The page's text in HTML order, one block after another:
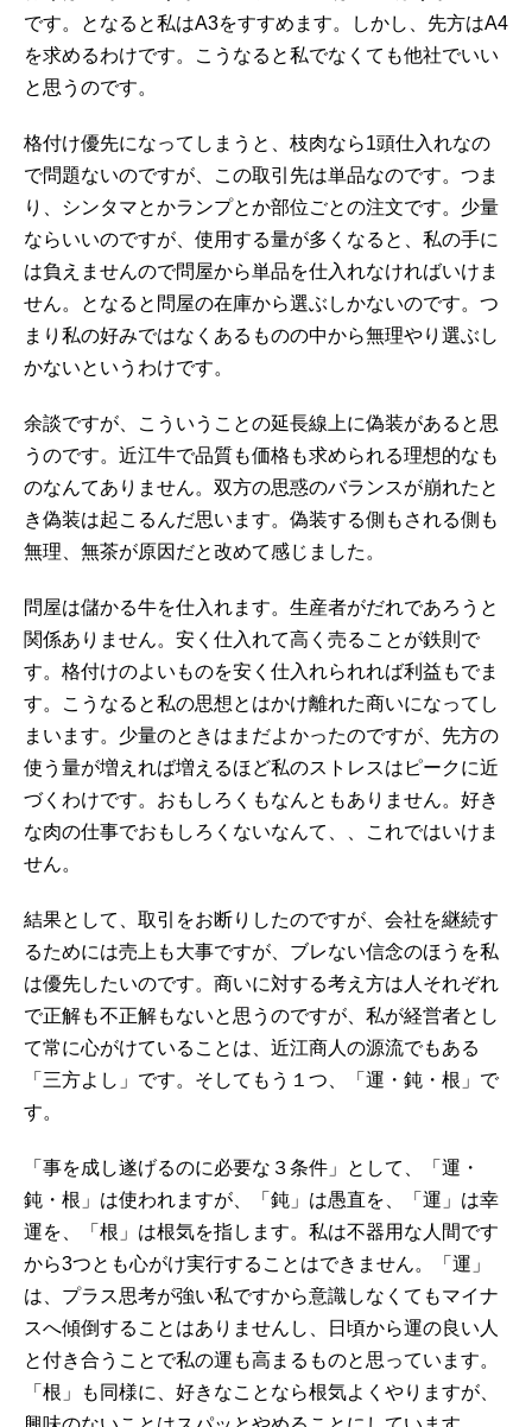
です。となると私はA3をすすめます。しかし、先方はA4
を求めるわけです。こうなると私でなくても他社でいい
と思うのです。
格付け優先になってしまうと、枝肉なら1頭仕入れなの
で問題ないのですが、この取引先は単品なのです。つま
り、シンタマとかランプとか部位ごとの注文です。少量
ならいいのですが、使用する量が多くなると、私の手に
は負えませんので問屋から単品を仕入れなければいけま
せん。となると問屋の在庫から選ぶしかないのです。つ
まり私の好みではなくあるものの中から無理やり選ぶし
かないというわけです。
余談ですが、こういうことの延長線上に偽装があると思
うのです。近江牛で品質も価格も求められる理想的なも
のなんてありません。双方の思惑のバランスが崩れたと
き偽装は起こるんだ思います。偽装する側もされる側も
無理、無茶が原因だと改めて感じました。
問屋は儲かる牛を仕入れます。生産者がだれであろうと
関係ありません。安く仕入れて高く売ることが鉄則で
す。格付けのよいものを安く仕入れられれば利益もでま
す。こうなると私の思想とはかけ離れた商いになってし
まいます。少量のときはまだよかったのですが、先方の
使う量が増えれば増えるほど私のストレスはピークに近
づくわけです。おもしろくもなんともありません。好き
な肉の仕事でおもしろくないなんて、、これではいけま
せん。
結果として、取引をお断りしたのですが、会社を継続す
るためには売上も大事ですが、ブレない信念のほうを私
は優先したいのです。商いに対する考え方は人それぞれ
で正解も不正解もないと思うのですが、私が経営者とし
て常に心がけていることは、近江商人の源流でもある
「三方よし」です。そしてもう１つ、「運・鈍・根」で
す。
「事を成し遂げるのに必要な３条件」として、「運・
鈍・根」は使われますが、「鈍」は愚直を、「運」は幸
運を、「根」は根気を指します。私は不器用な人間です
から3つとも心がけ実行することはできません。「運」
は、プラス思考が強い私ですから意識しなくてもマイナ
スへ傾倒することはありませんし、日頃から運の良い人
と付き合うことで私の運も高まるものと思っています。
「根」も同様に、好きなことなら根気よくやりますが、